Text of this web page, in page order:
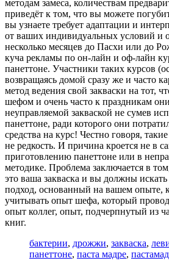
методам замеса, количествам
приведёт к том, что вы можете
вы узнаете требует адаптации и
от ваших индивидуальных условий и
несколько месяцев до Пасхи или до
куча рекламы по он-лайн и оф-лайн
панеттоне. Участники таких курсов
возвращаясь домой сразу же и часто
метод ведения свой закваски на тот,
шефом и очень часто к праздникам
неуправляемой закваской не сумев
панеттоне, ради которого они
средства на курс! Честно говоря,
не редкость. И причина кроется не в
приготовлению панеттоне или в
методике. Проблема заключается в
это ваша закваска и вы должны
подход, основанный на вашем опыте,
учитывать опыт шефа, который
опыт коллег, опыт, подчерпнутый из
книг.
бактерии, дрожжи, закваска,
панеттоне, паста мадре,